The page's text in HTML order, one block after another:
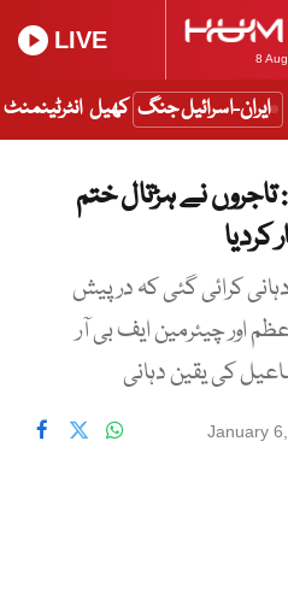
8
LIVE
ایران-اسرائیل جنگ کھیل انٹرٹینمنٹ
نے ہڑتال ختم
کردیا
دہانی کرائی گئی کہ درپیش
اور چیئرمین ایف بی آر
کی یقین دہانی
January